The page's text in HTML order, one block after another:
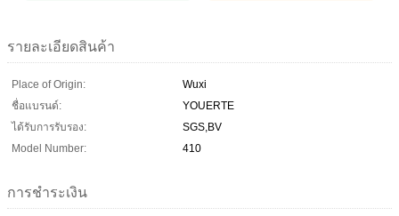
รายละเอียดสินค้า
Place of Origin:
Wuxi
ชื่อแบรนด์:
YOUERTE
ได้รับการรับรอง:
SGS,BV
Model Number:
410
การชำระเงิน